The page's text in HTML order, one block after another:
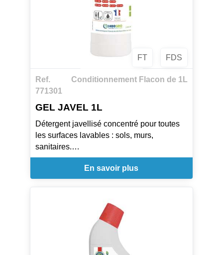
FT FDS
Ref.
771301
Conditionnement Flacon de 1L
GEL JAVEL 1L
Détergent javellisé concentré pour toutes
les surfaces lavables : sols, murs,
sanitaires.
Nettoie, désinfecte, blanchit et laisse un
agréable parfum d'eucalyptus.
Sa formule gélifi ée permet un temps de
d'effi cacité. Très effi cace sur les joints de
carrelage et pour l'élimination des taches
MODE D'EMPLOI
En savoir plus